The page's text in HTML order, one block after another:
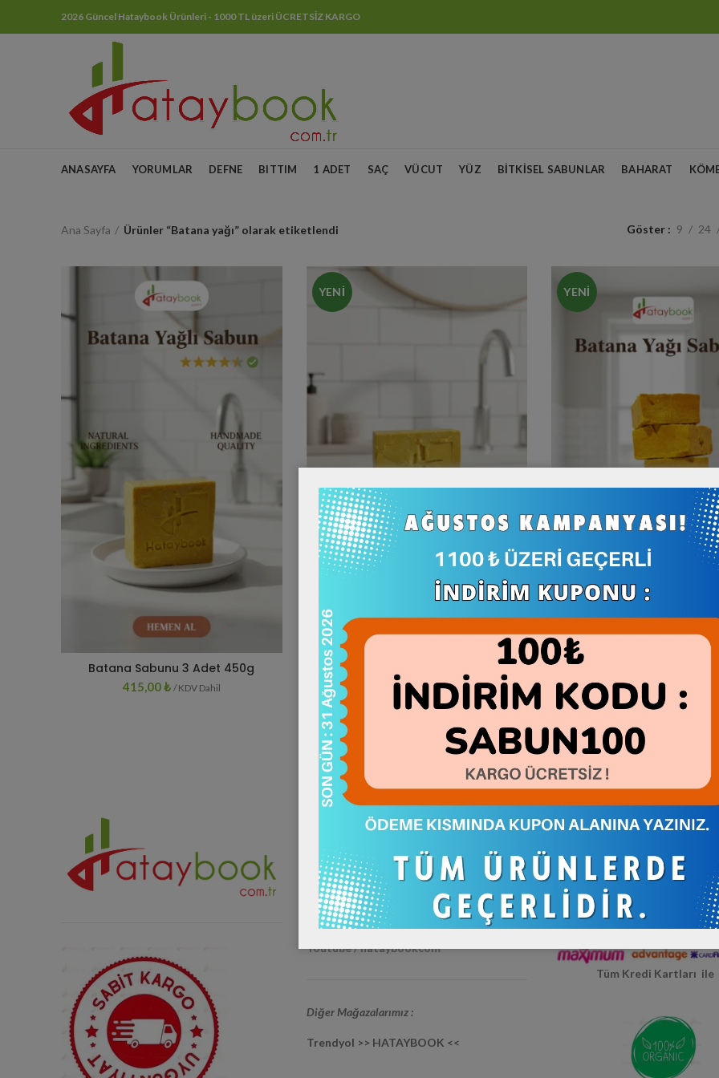
2026 Güncel Hataybook Ürünleri - 1000 TL üzeri ÜCRETSİZ KARGO
ANASAYFA YORUMLAR DEFNE BITTIM 1 ADET SAÇ VÜCUT YÜZ BITKISEL SABUNLAR BAHARAT
Ana Sayfa Ürünler “Batana yağı” olarak etiketlendi Göster 9 24
SEPETE EKLE
Batana Sabunu 3 Adet 450g
415,00₺ / KDV Dahil
YENI
Batana Sabunu 1 Adet 130g
199,00₺ / KDV Dahil
YENI
Batana Sabunu 6 Adet
720,00 ₺ / KDV Dahil
Sosyal Medya Hesaplarımız:
Instagram / hataybookcom
Twitter / hataybookcom
Facebook / hataybookcom
Youtube / hataybookcom
Diğer Mağazalarımız :
Trendyol >> HATAYBOOK <<
Hatay Yerli Üretim
Tüm Kredi Kartları ile